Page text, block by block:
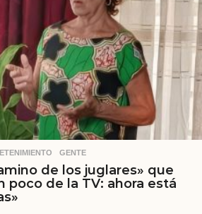
,GENTE
de los juglares» que
poco de la TV: ahora está